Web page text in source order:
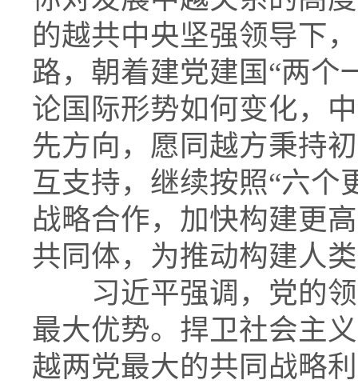
的越共中央坚强领导下
路，朝着建党建国“两个
论国际形势如何变化，
先方向，愿同越方秉持
互支持，继续按照“六个
战略合作，加快构建更
共同体，为推动构建人
习近平强调，党的领
最大优势。捍卫社会主
越两党最大的共同战略